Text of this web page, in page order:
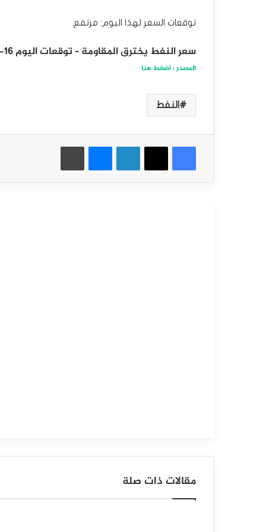
توقعات السعر لهذا اليوم: مرتفع
سعر النفط يخترق المقاومة – توقعات اليوم 16-12-2024
المصدر : اضغط هنا
النفط
فيسبوك
‫X لينكدإن ماسنجر طباعة
ف
ط
ا
مقالات ذات صلة